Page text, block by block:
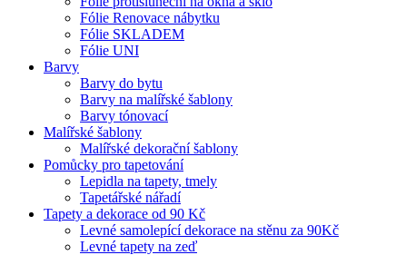
Fólie Renovace nábytku
Fólie SKLADEM
Fólie UNI
Barvy
Barvy do bytu
Barvy na malířské šablony
Barvy tónovací
Malířské šablony
Malířské dekorační šablony
Pomůcky pro tapetování
Lepidla na tapety, tmely
Tapetářské nářadí
Tapety a dekorace od 90 Kč
Levné samolepící dekorace na stěnu za 90Kč
Levné tapety na zeď